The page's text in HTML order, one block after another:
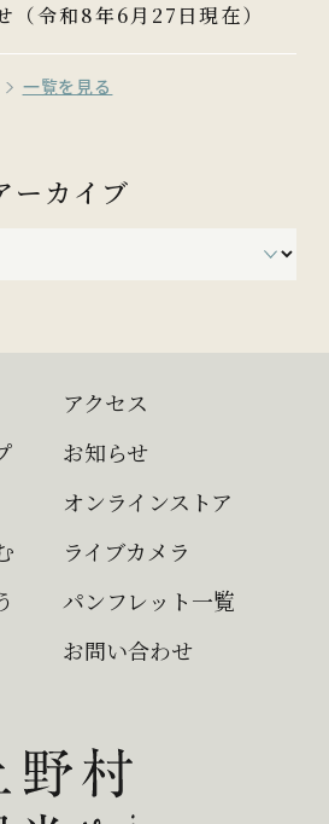
（令和8年6月27日現在）
一覧を見る
ーカイブ
アクセス
お知らせ
オンラインストア
ライブカメラ
パンフレット一覧
お問い合わせ